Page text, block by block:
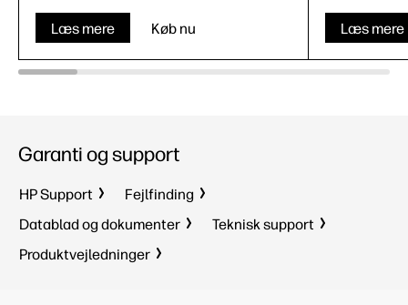
Læs mere Køb nu Læs mere
Garanti og support
HP Support
Fejlfinding
Datablad og dokumenter
Teknisk support
Produktvejledninger